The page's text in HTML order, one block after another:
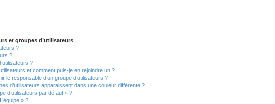
et groupes d’utilisateurs
?
?
?
et comment puis-je en rejoindre un ?
le responsable d’un groupe d’utilisateurs ?
d’utilisateurs apparaissent dans une couleur différente ?
d’utilisateurs par défaut » ?
» ?